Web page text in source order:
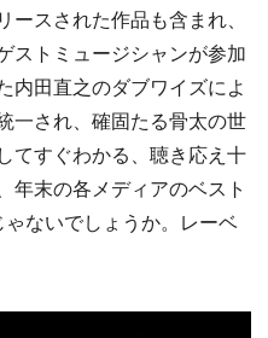
スされた作品も含まれ、
ストミュージシャンが参加
内田直之のダブワイズによ
一され、確固たる骨太の世
てすぐわかる、聴き応え十
年末の各メディアのベスト
ないでしょうか。レーベ